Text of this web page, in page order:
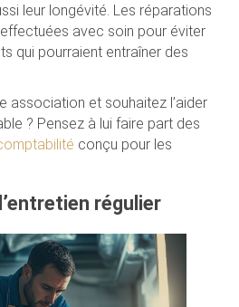
leur longévité. Les réparations
avec soin pour éviter
qui pourraient entraîner des
association et souhaitez l’aider
? Pensez à lui faire part des
conçu pour les
régulier